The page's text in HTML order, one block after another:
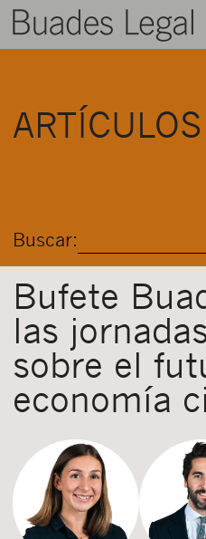
ARTÍCULOS
Buscar:
Bufete
las
sobre el
economía